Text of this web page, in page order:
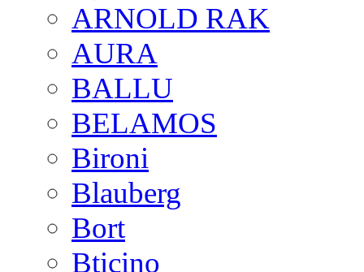
ARNOLD RAK
AURA
BALLU
BELAMOS
Bironi
Blauberg
Bort
Bticino